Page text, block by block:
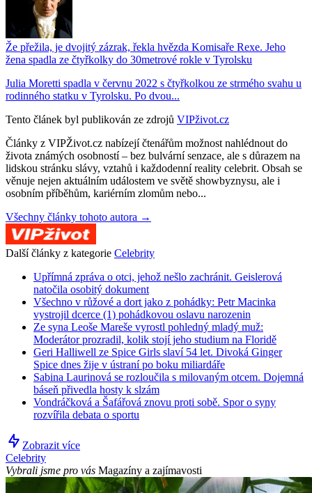
Že přežila, je dvojitý zázrak, řekla hvězda Komisaře Rexe. Jeho
žena spadla ze čtyřkolky do 30metrové rokle v Tyrolsku
Julia Moretti spadla v červnu 2022 s čtyřkolkou ze strmého svahu u
rodinného statku v Tyrolsku. Po dvou...
Tento článek byl publikován ze zdrojů VIPživot.cz
Články z VIPŽivot.cz nabízejí čtenářům možnost nahlédnout do
života známých osobností – bez bulvární senzace, ale s důrazem na
lidskou stránku slávy, vztahů i každodenní reality celebrit. Obsah se
věnuje nejen aktuálním událostem ve světě showbyznysu, ale i
osobním příběhům, kariérním zlomům nebo...
Všechny články tohoto autora →
Další články z kategorie Celebrity
Upřímná zpráva o otci, jehož nešlo zachránit. Geislerová
natočila osobitý dokument
Všechno v růžové a dort jako z pohádky: Petr Macinka
vystrojil dcerce (1) pohádkovou oslavu narozenin
Ze syna Leoše Mareše vyrostl pohledný mladý muž:
Moderátor prozradil, kolik stojí jeho studium na Floridě
Geri Halliwell ze Spice Girls slaví 54 let. Divoká Ginger
Spice dnes žije v ústraní po boku miliardáře
Sabina Laurinová se rozloučila s milovaným otcem. Dojemná
báseň přivedla hosty k slzám
Vondráčková a Šafářová znovu proti sobě. Spor o syny
rozvířila debata o sportu
Zobrazit více
Celebrity
Vybrali jsme pro vás Magazíny a zajímavosti